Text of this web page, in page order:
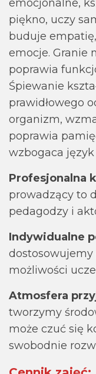
emocjonalne,
piękno, uczy
buduje
emocje. Granie
poprawia
Śpiewanie
prawidłowego
organizm,
poprawia
wzbogaca
Profesjonalna
prowadzący to
pedagodzy i
Indywidualne
możliwości
Atmosfera
tworzymy
może czuć się
swobodnie